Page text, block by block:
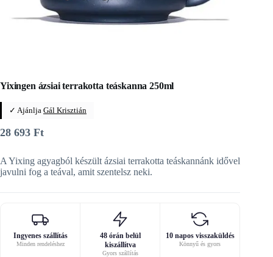
Yixingen ázsiai terrakotta teáskanna 250ml
✓ Ajánlja Gál Krisztián
28 693 Ft
A Yixing agyagból készült ázsiai terrakotta teáskannánk idővel
javulni fog a teával, amit szentelsz neki.
Ingyenes szállítás
Minden rendeléshez
48 órán belül
kiszállítva
Gyors szállítás
10 napos visszaküldés
Könnyű és gyors